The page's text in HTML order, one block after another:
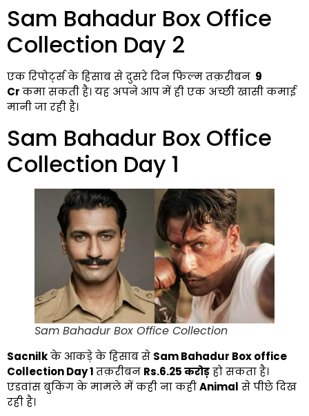
Sam Bahadur Box Office
Collection Day 2
एक रिपोर्ट्स के हिसाब से दुसरे दिन फिल्म तक़रीबन ₹ 9
Crकमा सकती है। यह अपने आप में ही एक अच्छी खासी कमाई
मानी जा रही है।
Sam Bahadur Box Office
Collection Day 1
Sam Bahadur Box Office Collection
Sacnilkके आकड़े के हिसाब से Sam Bahadur Box office
Collection Day 1तक़रीबन Rs.6.25 करोड़हो सकता है।
एडवांस बुकिंग के मामले में कही ना कहीAnimal से पीछे दिख
रही है।